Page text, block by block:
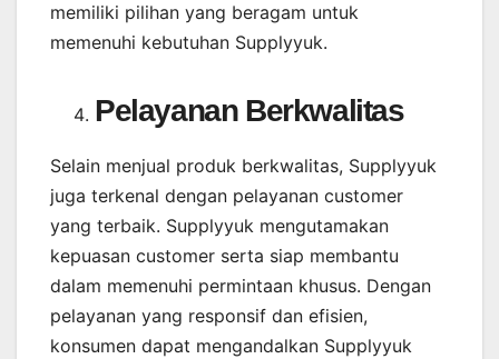
memiliki pilihan yang beragam untuk
memenuhi kebutuhan Supplyyuk.
Pelayanan Berkwalitas
Selain menjual produk berkwalitas, Supplyyuk
juga terkenal dengan pelayanan customer
yang terbaik. Supplyyuk mengutamakan
kepuasan customer serta siap membantu
dalam memenuhi permintaan khusus. Dengan
pelayanan yang responsif dan efisien,
konsumen dapat mengandalkan Supplyyuk